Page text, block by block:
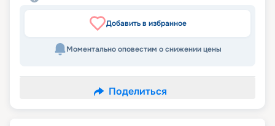
Добавить в избранное
Моментально оповестим о снижении цены
Поделиться